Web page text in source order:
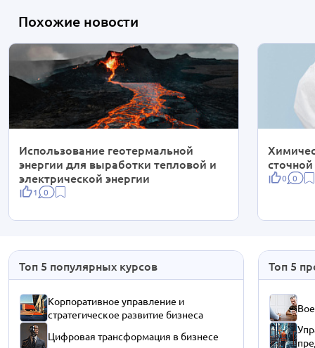
Похожие новости
Использование геотермальной
энергии для выработки тепловой и
электрической энергии
1 0
0 0
Топ 5 популярных курсов
Корпоративное управление и
стратегическое развитие бизнеса
Цифровая трансформация в бизнесе
Топ 5